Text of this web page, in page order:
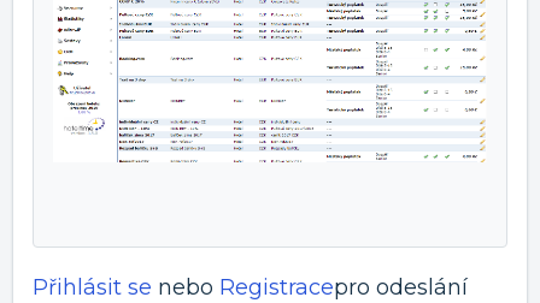
Přihlásit se nebo Registracepro odeslání